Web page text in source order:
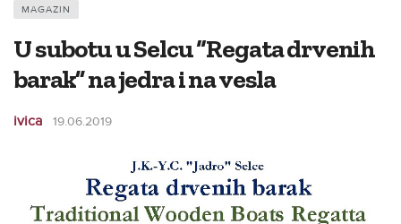
MAGAZIN
U subotu u Selcu “Regata drvenih
barak” na jedra i na vesla
ivica 19.06.2019